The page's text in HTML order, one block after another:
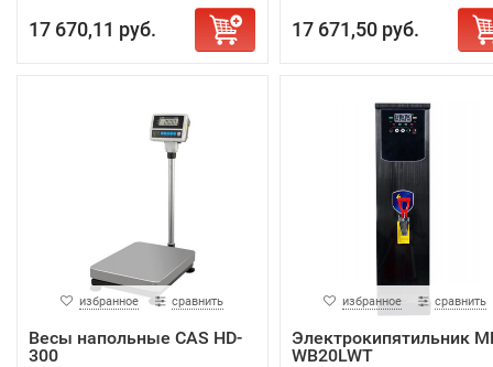
17 670,11 руб. 17 671,50 руб.
избранное сравнить
Весы напольные CAS HD-
300
избранное сравнить
Электрокипятильник
WB20LWT